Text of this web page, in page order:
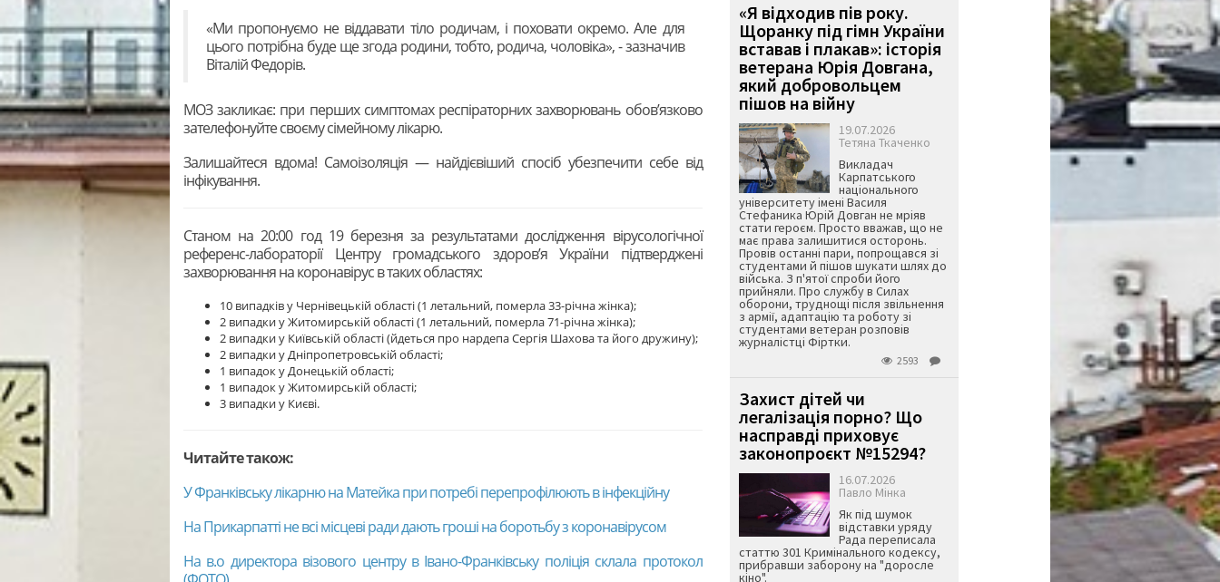
«Ми пропонуємо не віддавати тіло родичам, і поховати окремо. Але для
цього потрібна буде ще згода родини, тобто, родича, чоловіка», - зазначив
Віталій Федорів.
МОЗ закликає: при перших симптомах респіраторних захворювань обов’язково
зателефонуйте своєму сімейному лікарю.
Залишайтеся вдома! Самоізоляція — найдієвіший спосіб убезпечити себе від
інфікування.
Станом на 20:00 год 19 березня за результатами дослідження вірусологічної
референс-лабораторії Центру громадського здоров’я України підтверджені
захворювання на коронавірус в таких областях:
10 випадків у Чернівецькій області (1 летальний, померла 33-річна жінка);
2 випадки у Житомирській області (1 летальний, померла 71-річна жінка);
2 випадки у Київській області (йдеться про нардепа Сергія Шахова та його дружину);
2 випадки у Дніпропетровській області;
1 випадок у Донецькій області;
1 випадок у Житомирській області;
3 випадки у Києві.
Читайте також:
У Франківську лікарню на Матейка при потребі перепрофілюють в інфекційну
На Прикарпатті не всі місцеві ради дають гроші на боротьбу з коронавірусом
На в.о директора візового центру в Івано-Франківську поліція склала протокол
«Я відходив пів року.
Щоранку під гімн України
вставав і плакав»: історія
ветерана Юрія Довгана,
який добровольцем
пішов на війну
19.07.2026
Тетяна Ткаченко
Викладач
Карпатського
національного
університету імені Василя
Стефаника Юрій Довган не мріяв
стати героєм. Просто вважав, що не
має права залишитися осторонь.
Провів останні пари, попрощався зі
студентами й пішов шукати шлях до
війська. З п'ятої спроби його
прийняли. Про службу в Силах
оборони, труднощі після звільнення
з армії, адаптацію та роботу зі
студентами ветеран розповів
журналістці Фіртки.
2593
Захист дітей чи
легалізація порно? Що
насправді приховує
законопроєкт №15294?
16.07.2026
Павло Мінка
Як під шумок
відставки уряду
Рада переписала
статтю 301 Кримінального кодексу,
прибравши заборону на "доросле
кіно".